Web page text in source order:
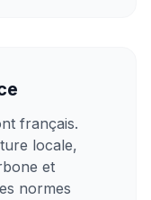
français.
locale,
et
normes